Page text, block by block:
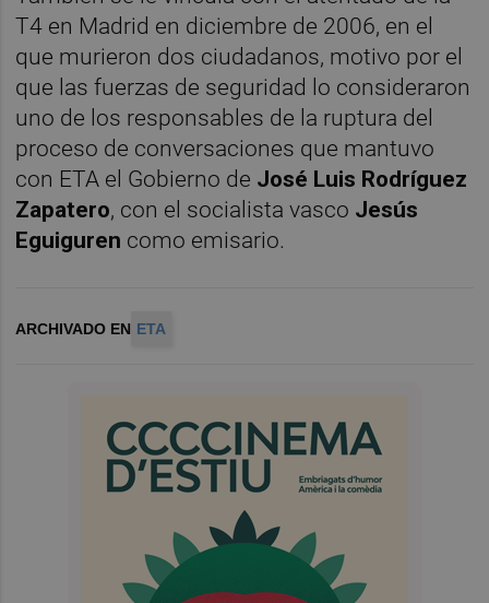
T4 en Madrid en diciembre de 2006, en el
que murieron dos ciudadanos, motivo por el
que las fuerzas de seguridad lo consideraron
uno de los responsables de la ruptura del
proceso de conversaciones que mantuvo
con ETA el Gobierno de José Luis Rodríguez
Zapatero, con el socialista vasco Jesús
Eguiguren como emisario.
ARCHIVADO EN ETA